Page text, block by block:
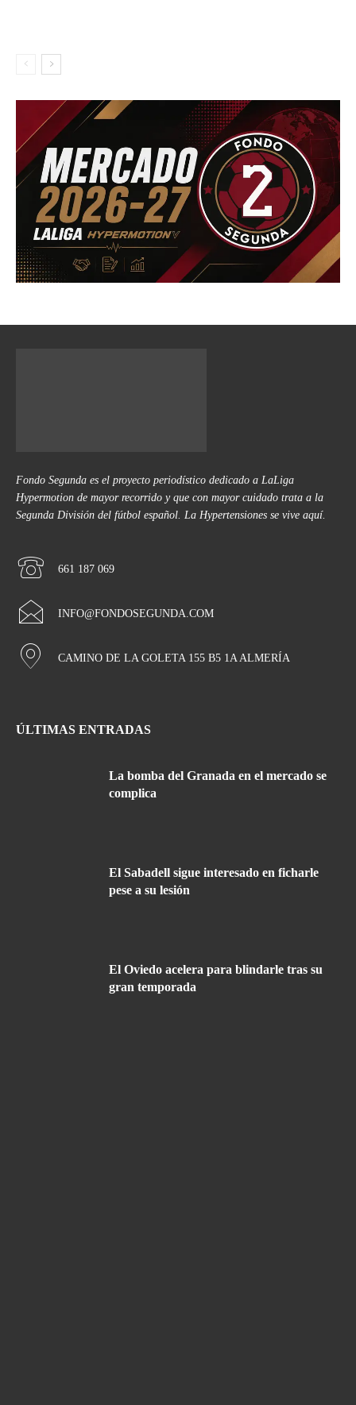
Fondo Segunda es el proyecto periodístico dedicado a LaLiga
Hypermotion de mayor recorrido y que con mayor cuidado trata a la
Segunda División del fútbol español. La Hypertensiones se vive aquí.
661 187 069
INFO@FONDOSEGUNDA.COM
CAMINO DE LA GOLETA 155 B5 1A ALMERÍA
ÚLTIMAS ENTRADAS
La bomba del Granada en el mercado se
complica
El Sabadell sigue interesado en ficharle
pese a su lesión
El Oviedo acelera para blindarle tras su
gran temporada